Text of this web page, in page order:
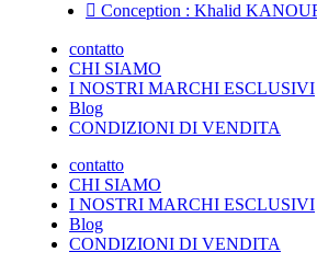
Conception : Khalid
contatto
CHI SIAMO
I NOSTRI MARCHI ESCLUSIVI
Blog
CONDIZIONI DI VENDITA
contatto
CHI SIAMO
I NOSTRI MARCHI ESCLUSIVI
Blog
CONDIZIONI DI VENDITA